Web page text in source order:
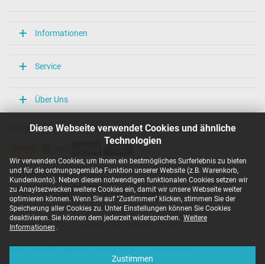
Diese Webseite verwendet Cookies und ähnliche
Technologien
Wir verwenden Cookies, um Ihnen ein bestmögliches Surferlebnis zu bieten
und für die ordnungsgemäße Funktion unserer Website (z.B. Warenkorb,
Kundenkonto). Neben diesen notwendigen funktionalen Cookies setzen wir
zu Anaylsezwecken weitere Cookies ein, damit wir unsere Webseite weiter
optimieren können. Wenn Sie auf "Zustimmen" klicken, stimmen Sie der
Speicherung aller Cookies zu. Unter Einstellungen können Sie Cookies
deaktivieren. Sie können dem jederzeit widersprechen. Weitere
Informationen .
Zustimmen
Informationen
Service
Über Uns
Unsere Versandarten
Unsere Zahlarten
Copyright ©
Alle Preise inkl. gesetzl. MwSt. zzgl. Versandkosten